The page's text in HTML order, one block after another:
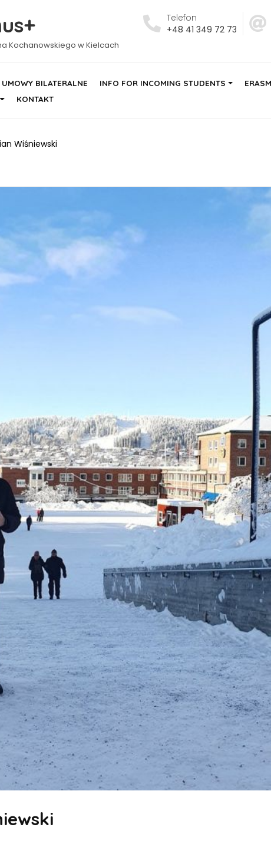
Kochanowskiego w Kielcach
Telefon
+48 41 349 72 73
UMOWY BILATERALNE INFO FOR INCOMING STUDENTS
KONTAKT
Wiśniewski